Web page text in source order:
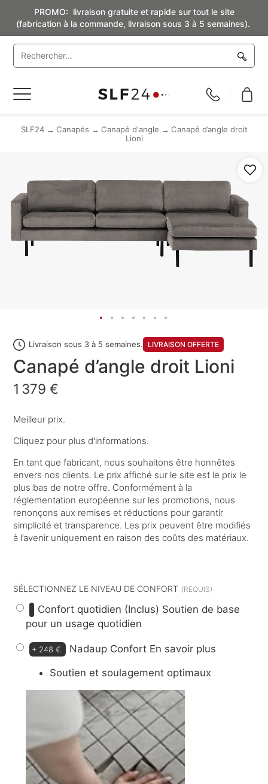
PROMO: livraison gratuite et rapide sur tout le site
(fabrication à la commande, livraison sous 3 à 5 semaines).
Basculer
SLF24 Canapés Canapé d'angle
Canapé d’angle droit
Lioni
Livraison sous 3 à 5 semaines. LIVRAISON OFFERTE
Canapé d’angle droit Lioni
1 379 €
Meilleur prix.
Cliquez pour plus d'informations.
En tant que fabricant, nous souhaitons être honnêtes
envers nos clients. Le prix affiché sur le site est le prix le
plus bas de notre offre. Conformément à la
réglementation européenne sur les promotions, nous
renonçons aux remises et réductions pour garantir
simplicité et transparence. Les prix peuvent être modifiés
à l’avenir uniquement en raison des coûts des matériaux.
SÉLECTIONNEZ LE NIVEAU DE CONFORT
Confort quotidien (Inclus) Soutien de base
pour un usage quotidien
+ 248 € Nadaup Confort En savoir plus
Soutien et soulagement optimaux